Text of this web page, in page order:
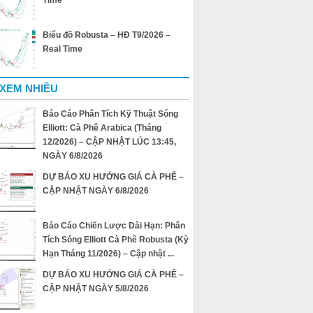
Biểu đồ Robusta – HĐ T9/2026 –
Real Time
NHIỀU
Báo Cáo Phân Tích Kỹ Thuật Sóng
Elliott: Cà Phê Arabica (Tháng
12/2026) – CẬP NHẬT LÚC 13:45,
NGÀY 6/8/2026
DỰ BÁO XU HƯỚNG GIÁ CÀ PHÊ –
CẬP NHẬT NGÀY 6/8/2026
Báo Cáo Chiến Lược Dài Hạn: Phân
Tích Sóng Elliott Cà Phê Robusta (Kỳ
Hạn Tháng 11/2026) – Cập nhật ...
DỰ BÁO XU HƯỚNG GIÁ CÀ PHÊ –
CẬP NHẬT NGÀY 5/8/2026